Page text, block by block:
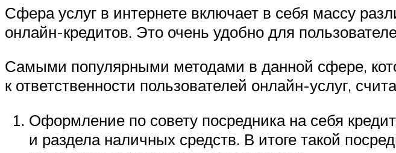
Сфера услуг в интернете включает в себя массу
онлайн-кредитов. Это очень удобно для
Самыми популярными методами в данной сфере,
к ответственности пользователей онлайн-услуг,
Оформление по совету посредника на себя
и раздела наличных средств. В итоге такой